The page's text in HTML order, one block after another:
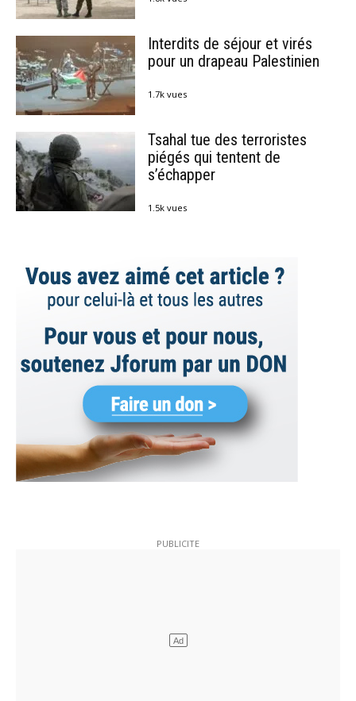
Interdits de séjour et virés
pour un drapeau Palestinien
1.7k vues
Tsahal tue des terroristes
piégés qui tentent de
s’échapper
1.5k vues